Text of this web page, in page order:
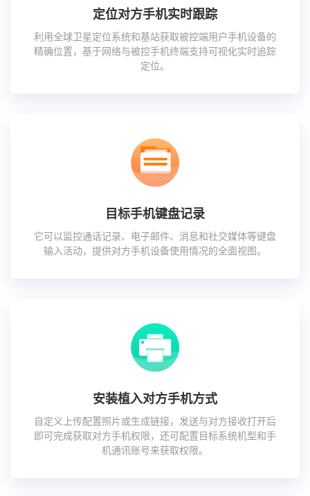
定位对方手机实时跟踪
利用全球卫星定位系统和基站获取被控端用户手机设备的
精确位置，基于网络与被控手机终端支持可视化实时追踪
定位。
目标手机键盘记录
它可以监控通话记录、电子邮件、消息和社交媒体等键盘
输入活动，提供对方手机设备使用情况的全面视图。
安装植入对方手机方式
自定义上传配置照片或生成链接，发送与对方接收打开后
即可完成获取对方手机权限，还可配置目标系统机型和手
机通讯账号来获取权限。